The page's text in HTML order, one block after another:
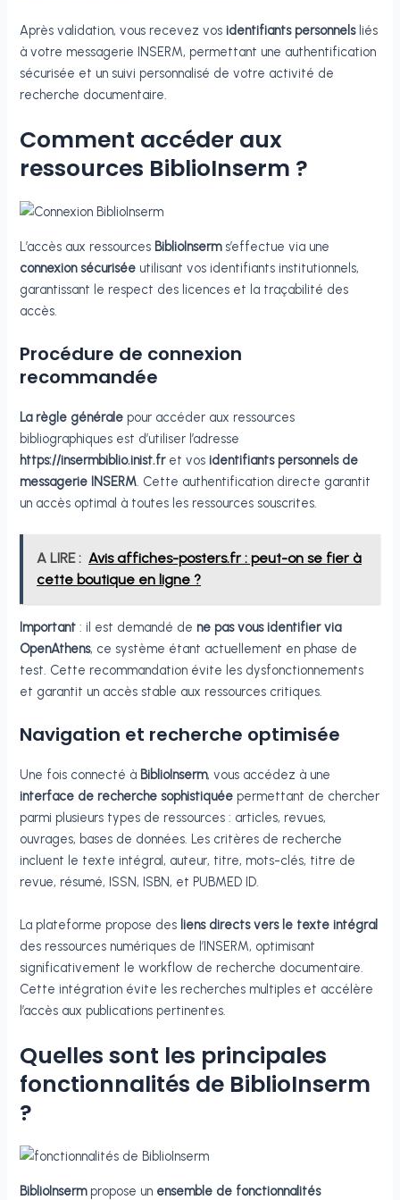
Après validation, vous recevez vosidentifiants personnelsliés
à votre messagerie INSERM, permettant une authentification
sécurisée et un suivi personnalisé de votre activité de
recherche documentaire.
Comment accéder aux
ressources BiblioInserm ?
L’accès aux ressources BiblioInserms’effectue via une
connexion sécurisée utilisant vos identifiants institutionnels,
garantissant le respect des licences et la traçabilité des
accès.
Procédure de connexion
recommandée
La règle générale pour accéder aux ressources
bibliographiques est d’utiliser l’adresse
https://insermbiblio.inist.fret vosidentifiants personnels de
messagerie INSERM. Cette authentification directe garantit
un accès optimal à toutes les ressources souscrites.
A LIRE : Avis affiches-posters.fr : peut-on se fier à
cette boutique en ligne ?
Important : il est demandé de ne pas vous identifier via
OpenAthens, ce système étant actuellement en phase de
test. Cette recommandation évite les dysfonctionnements
et garantit un accès stable aux ressources critiques.
Navigation et recherche optimisée
Une fois connecté à BiblioInserm, vous accédez à une
interface de recherche sophistiquée permettant de chercher
parmi plusieurs types de ressources : articles, revues,
ouvrages, bases de données. Les critères de recherche
incluent le texte intégral, auteur, titre, mots-clés, titre de
revue, résumé, ISSN, ISBN, et PUBMED ID.
La plateforme propose des liens directs vers le texte intégral
des ressources numériques de l’INSERM, optimisant
significativement le workflow de recherche documentaire.
Cette intégration évite les recherches multiples et accélère
l’accès aux publications pertinentes.
Quelles sont les principales
fonctionnalités de BiblioInserm
?
BiblioInsermpropose un ensemble de fonctionnalités